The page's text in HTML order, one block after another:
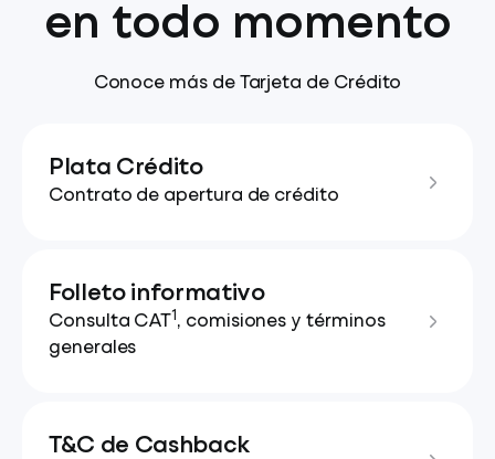
en todo momento
Conoce más de Tarjeta de Crédito
Plata Crédito
Contrato de apertura de crédito
Folleto informativo
Consulta CAT 1 , comisiones y términos
generales
T&C de Cashback